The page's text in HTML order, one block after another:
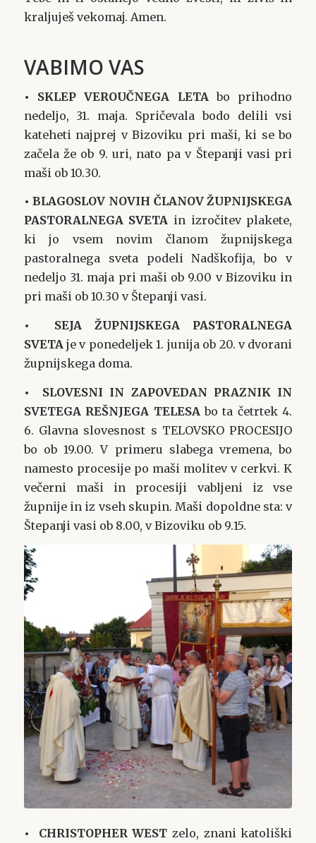
kraljuješ vekomaj. Amen.
VABIMO VAS
• SKLEP VEROUČNEGA LETAbo prihodno
nedeljo, 31. maja. Spričevala bodo delili vsi
kateheti najprej v Bizoviku pri maši, ki se bo
začela že ob 9. uri, nato pa v Štepanji vasi pri
maši ob 10.30.
• BLAGOSLOV NOVIH ČLANOV ŽUPNIJSKEGA
PASTORALNEGA SVETA in izročitev plakete,
ki jo vsem novim članom župnijskega
pastoralnega sveta podeli Nadškofija, bo v
nedeljo 31. maja pri maši ob 9.00 v Bizoviku in
pri maši ob 10.30 v Štepanji vasi.
• SEJA ŽUPNIJSKEGA PASTORALNEGA
SVETA je v ponedeljek 1. junija ob 20. v dvorani
župnijskega doma.
• SLOVESNI IN ZAPOVEDAN PRAZNIK IN
SVETEGA REŠNJEGA TELESAbo ta četrtek 4.
6. Glavna slovesnost s TELOVSKO PROCESIJO
bo ob 19.00. V primeru slabega vremena, bo
namesto procesije po maši molitev v cerkvi. K
večerni maši in procesiji vabljeni iz vse
župnije in iz vseh skupin. Maši dopoldne sta: v
Štepanji vasi ob 8.00, v Bizoviku ob 9.15.
• CHRISTOPHER WEST zelo, znani katoliški